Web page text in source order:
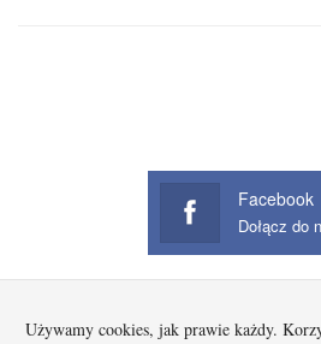
Facebook
Startowa Kobieta Dziecko
Używamy cookies, jak prawie każdy.